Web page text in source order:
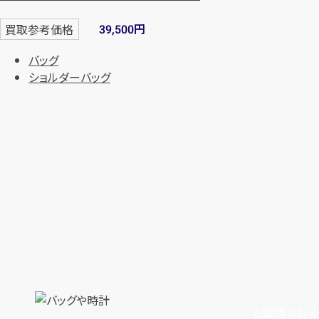
買取参考価格 39,500円
バッグ
ショルダーバッグ